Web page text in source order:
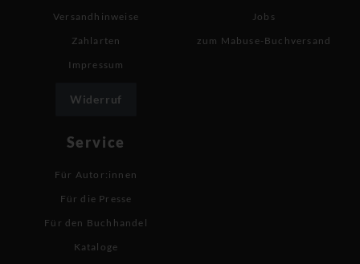
Versandhinweise
Zahlarten
Impressum
Widerruf
Jobs
zum Mabuse-Buchversand
Service
Für Autor:innen
Für die Presse
Für den Buchhandel
Kataloge